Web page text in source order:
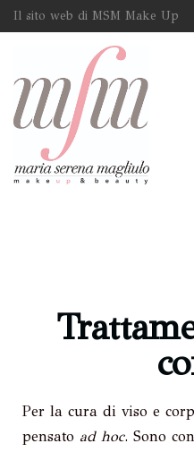
Il sito web di MSM Make Up
Per la cura di viso e
pensato ad hoc. Sono